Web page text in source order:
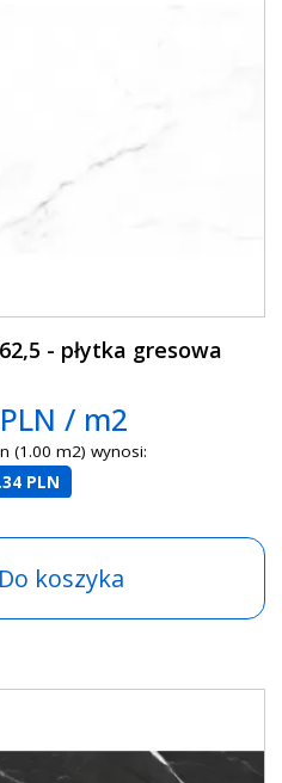
- płytka gresowa
/ m2
(1.00 m2) wynosi:
PLN
Do koszyka